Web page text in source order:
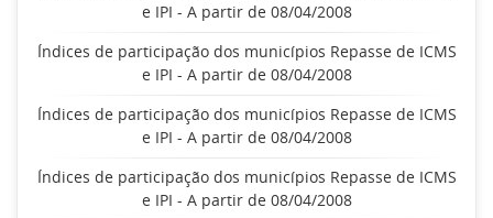
e IPI - A partir de 08/04/2008
Índices de participação dos municípios Repasse de ICMS
e IPI - A partir de 08/04/2008
Índices de participação dos municípios Repasse de ICMS
e IPI - A partir de 08/04/2008
Índices de participação dos municípios Repasse de ICMS
e IPI - A partir de 08/04/2008